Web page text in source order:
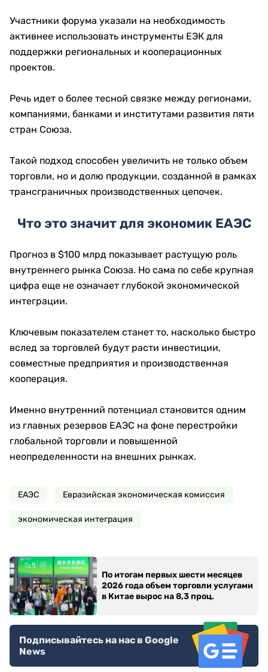
Участники форума указали на необходимость
активнее использовать инструменты ЕЭК для
поддержки региональных и кооперационных
проектов.
Речь идет о более тесной связке между регионами,
компаниями, банками и институтами развития пяти
стран Союза.
Такой подход способен увеличить не только объем
торговли, но и долю продукции, созданной в рамках
трансграничных производственных цепочек.
Что это значит для экономик ЕАЭС
Прогноз в $100 млрд показывает растущую роль
внутреннего рынка Союза. Но сама по себе крупная
цифра еще не означает глубокой экономической
интеграции.
Ключевым показателем станет то, насколько быстро
вслед за торговлей будут расти инвестиции,
совместные предприятия и производственная
кооперация.
Именно внутренний потенциал становится одним
из главных резервов ЕАЭС на фоне перестройки
глобальной торговли и повышенной
неопределенности на внешних рынках.
ЕАЭС Евразийская экономическая комиссия
экономическая интеграция
По итогам первых шести месяцев
2026 года объем торговли услугами
в Китае вырос на 8,3 проц.
Подписывайтесь на нас в Google
News